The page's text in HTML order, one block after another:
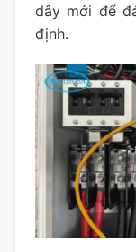
dây mới để
định.